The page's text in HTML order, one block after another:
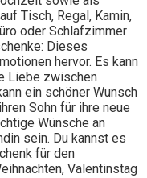
Tisch, Regal, Kamin,
oder Schlafzimmer
Dieses
hervor. Es kann
Liebe zwischen
ein schöner Wunsch
Sohn für ihre neue
Wünsche an
sein. Du kannst es
für den
Valentinstag